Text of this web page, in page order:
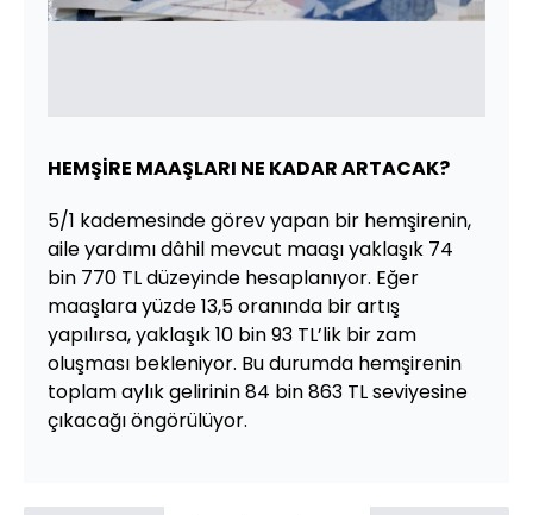
HEMŞİRE MAAŞLARI NE KADAR ARTACAK?
5/1 kademesinde görev yapan bir hemşirenin,
aile yardımı dâhil mevcut maaşı yaklaşık 74
bin 770 TL düzeyinde hesaplanıyor. Eğer
maaşlara yüzde 13,5 oranında bir artış
yapılırsa, yaklaşık 10 bin 93 TL’lik bir zam
oluşması bekleniyor. Bu durumda hemşirenin
toplam aylık gelirinin 84 bin 863 TL seviyesine
çıkacağı öngörülüyor.